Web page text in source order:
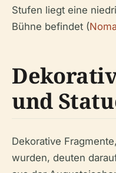
Stufen liegt eine
Bühne befindet (
und
Dekorative
wurden, deuten